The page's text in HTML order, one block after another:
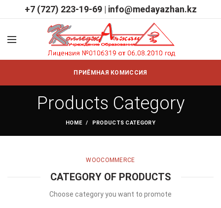
+7 (727) 223-19-69| info@medayazhan.kz
ПРИЁМНАЯ КОМИССИЯ
Products Category
HOME PRODUCTS CATEGORY
WOOCOMMERCE
CATEGORY OF PRODUCTS
Choose category you want to promote